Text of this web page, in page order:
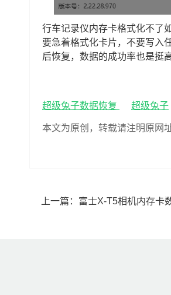
行车记录仪内存卡格式化不了
要急着格式化卡片，不要写入
后恢复，数据的成功率也是挺高
超级兔子数据恢复 超级兔子
本文为原创，转载请注明原网
上一篇： 富士‌X-T5相机内存卡数据怎么找回(富士‌X-T5相机内存卡数据丢